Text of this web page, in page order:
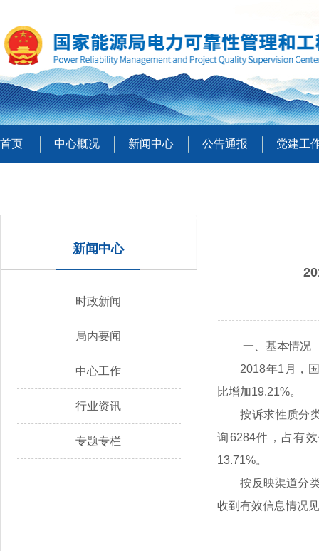
首页 中心概况 新闻中心 公告通报 党建工
新闻中心
时政新闻
局内要闻
中心工作
行业资讯
专题专栏
一、基本情况
2018年1月，
比增加19.21%。
按诉求性质分
询6284件，占有
13.71%。
按反映渠道分
收到有效信息情况